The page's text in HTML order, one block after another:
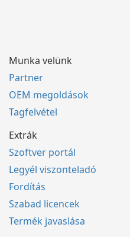
Munka velünk
Partner
OEM megoldások
Tagfelvétel
Extrák
Szoftver portál
Legyél viszonteladó
Fordítás
Szabad licencek
Termék javaslása